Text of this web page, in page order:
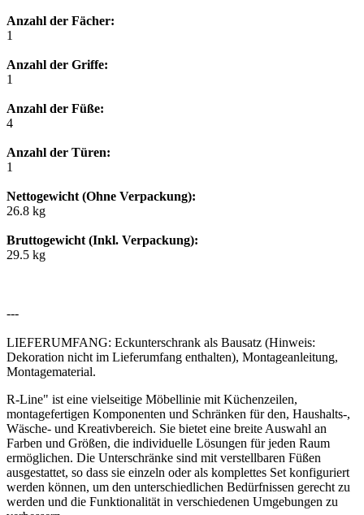
Anzahl der Fächer:
1
Anzahl der Griffe:
1
Anzahl der Füße:
4
Anzahl der Türen:
1
Nettogewicht (Ohne Verpackung):
26.8 kg
Bruttogewicht (Inkl. Verpackung):
29.5 kg
---
LIEFERUMFANG: Eckunterschrank als Bausatz (Hinweis:
Dekoration nicht im Lieferumfang enthalten), Montageanleitung,
Montagematerial.
R-Line" ist eine vielseitige Möbellinie mit Küchenzeilen,
montagefertigen Komponenten und Schränken für den, Haushalts-,
Wäsche- und Kreativbereich. Sie bietet eine breite Auswahl an
Farben und Größen, die individuelle Lösungen für jeden Raum
ermöglichen. Die Unterschränke sind mit verstellbaren Füßen
ausgestattet, so dass sie einzeln oder als komplettes Set konfiguriert
werden können, um den unterschiedlichen Bedürfnissen gerecht zu
werden und die Funktionalität in verschiedenen Umgebungen zu